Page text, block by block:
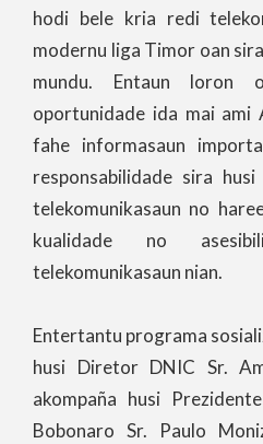
hodi bele kria redi
modernu liga Timor oan
mundu. Entaun loron
oportunidade ida mai ami
fahe informasaun
responsabilidade sira
telekomunikasaun no
kualidade no
telekomunikasaun nian.
Entertantu programa
husi Diretor DNIC Sr.
akompaña husi
Bobonaro Sr. Paulo